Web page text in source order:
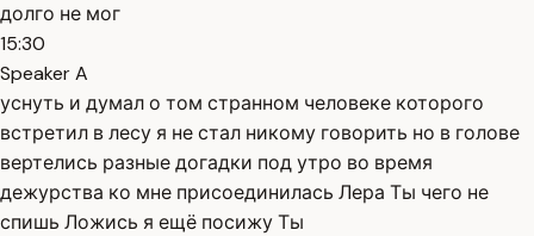
долго не мог
15:30
Speaker A
уснуть и думал о том странном человеке которого
встретил в лесу я не стал никому говорить но в голове
вертелись разные догадки под утро во время
дежурства ко мне присоединилась Лера Ты чего не
спишь Ложись я ещё посижу Ты